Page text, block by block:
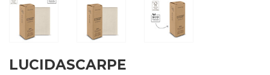
LUCIDASCARPE